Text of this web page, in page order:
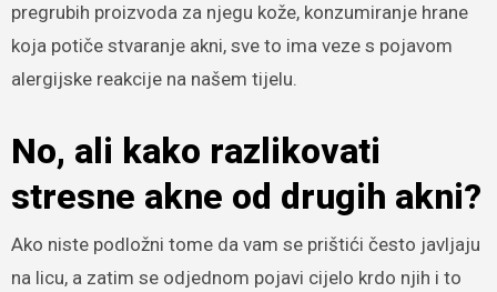
pregrubih proizvoda za njegu kože, konzumiranje hrane
koja potiče stvaranje akni, sve to ima veze s pojavom
alergijske reakcije na našem tijelu.
No, ali kako razlikovati
stresne akne od drugih akni?
Ako niste podložni tome da vam se prištići često javljaju
na licu, a zatim se odjednom pojavi cijelo krdo njih i to